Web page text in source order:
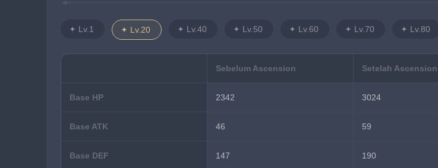
Lv.1 Lv.20 Lv.40 Lv.50 Lv.60 Lv.70 Lv.80
Sebelum Ascension Setelah Ascension
Base HP 2342 3024
Base ATK 46 59
Base DEF 147 190